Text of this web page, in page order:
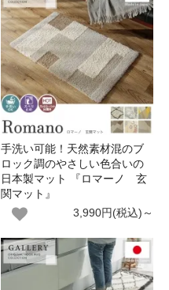
手洗い可能！天然素材混のブ
ロック調のやさしい色合いの
日本製マット 『ロマーノ 玄
関マット』
3,990円(税込)～